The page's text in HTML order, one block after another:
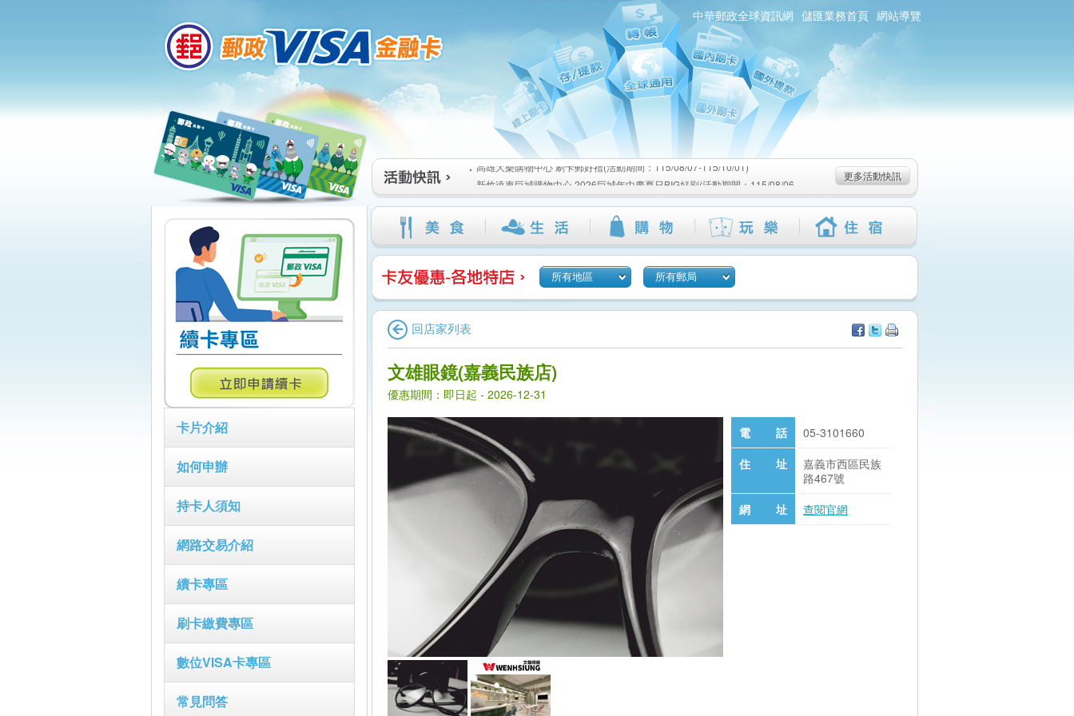
中華郵政全球資訊網 儲匯業務首頁 網站導覽
:::
卡片介紹
如何申辦
持卡人須知
網路交易介紹
續卡專區
刷卡繳費專區
數位VISA卡專區
常見問答
:::
高雄大樂購物中心 刷卡郵好禮(活動期間：115/08/07-115/10/01)
新竹遠東巨城購物中心 2026巨城年中慶夏日BIG好刷(活動期間：115/08/06-
115/08/26)
臺北三創生活 有點東西第2波 刷卡郵好禮(活動期間：115/08/06-115/09/02)
高雄大樂購物中心 刷卡郵好禮(活動期間：115/08/07-115/10/01)
新竹遠東巨城購物中心 2026巨城年中慶夏日BIG好刷(活動期間：115/08/06-
115/08/26)
臺北三創生活 有點東西第2波 刷卡郵好禮(活動期間：115/08/06-115/09/02)
更多活動快訊
所有地區 所有郵局
回店家列表
文雄眼鏡(嘉義民族店)
優惠期間：即日起 - 2026-12-31
電 話
05-3101660
住 址
嘉義市西區民族
路467號
網 址
查閱官網